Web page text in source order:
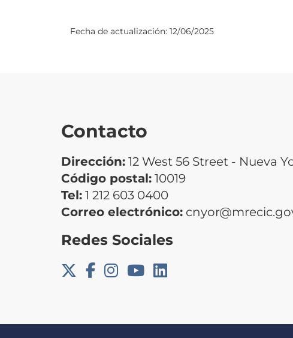
Fecha de actualización: 12/06/2025
Contacto
Dirección: 12 West 56 Street - Nueva
Código postal: 10019
Tel: 1 212 603 0400
Correo electrónico:
Redes Sociales